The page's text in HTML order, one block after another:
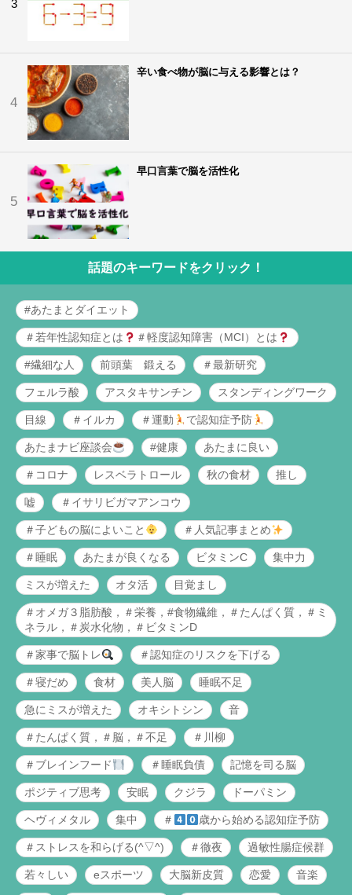
3
4
辛い食べ物が脳に与える影響とは？
5
早口言葉で脳を活性化
話題のキーワードをクリック！
#あたまとダイエット
＃若年性認知症とは ＃軽度認知障害（MCI）とは
#繊細な人 前頭葉 鍛える ＃最新研究
フェルラ酸 アスタキサンチン スタンディングワーク
目線 ＃イルカ ＃運動 で認知症予防
あたまナビ座談会 #健康 あたまに良い
＃コロナ レスベラトロール 秋の食材 推し
嘘 ＃イサリビガマアンコウ
＃子どもの脳によいこと ＃人気記事まとめ
＃睡眠 あたまが良くなる ビタミンC 集中力
ミスが増えた オタ活 目覚まし
＃オメガ３脂肪酸，＃栄養，#食物繊維，＃たんぱく質，＃ミ
ネラル，＃炭水化物，＃ビタミンD
＃家事で脳トレ ＃認知症のリスクを下げる
＃寝だめ 食材 美人脳 睡眠不足
急にミスが増えた オキシトシン 音
＃たんぱく質，＃脳，＃不足 ＃川柳
＃ブレインフード ＃睡眠負債 記憶を司る脳
ポジティブ思考 安眠 クジラ ドーパミン
ヘヴィメタル 集中 ＃ 歳から始める認知症予防
＃ストレスを和らげる(^▽^) ＃徹夜 過敏性腸症候群
若々しい eスポーツ 大脳新皮質 恋愛 音楽